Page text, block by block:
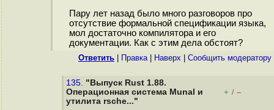
Пару лет назад было много разговоров про
отсутствие формальной спецификации языка,
мол достаточно компилятора и его
документации. Как с этим дела обстоят?
Ответить Правка| Наверх Cообщить модератору
135. "Выпуск Rust 1.88.
Операционная система Munal и
утилита rsche..."
+ / –